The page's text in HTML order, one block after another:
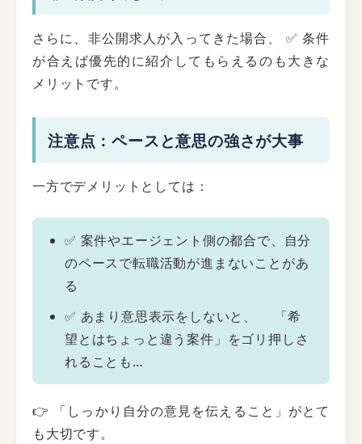
さらに、非公開求人が入ってきた場合、 ✅ 条件
が合えば優先的に紹介してもらえるのも大きな
メリットです。
注意点：ペースと意思の強さが大事
一方でデメリットとしては：
✅ 案件やエージェント側の都合で、自分
のペースで転職活動が進まないことがあ
る
✅ あまり意思表示をしないと、 「希
望とはちょっと違う案件」をゴリ押しさ
れることも…
👉 「しっかり自分の意見を伝えること」がとて
も大切です。